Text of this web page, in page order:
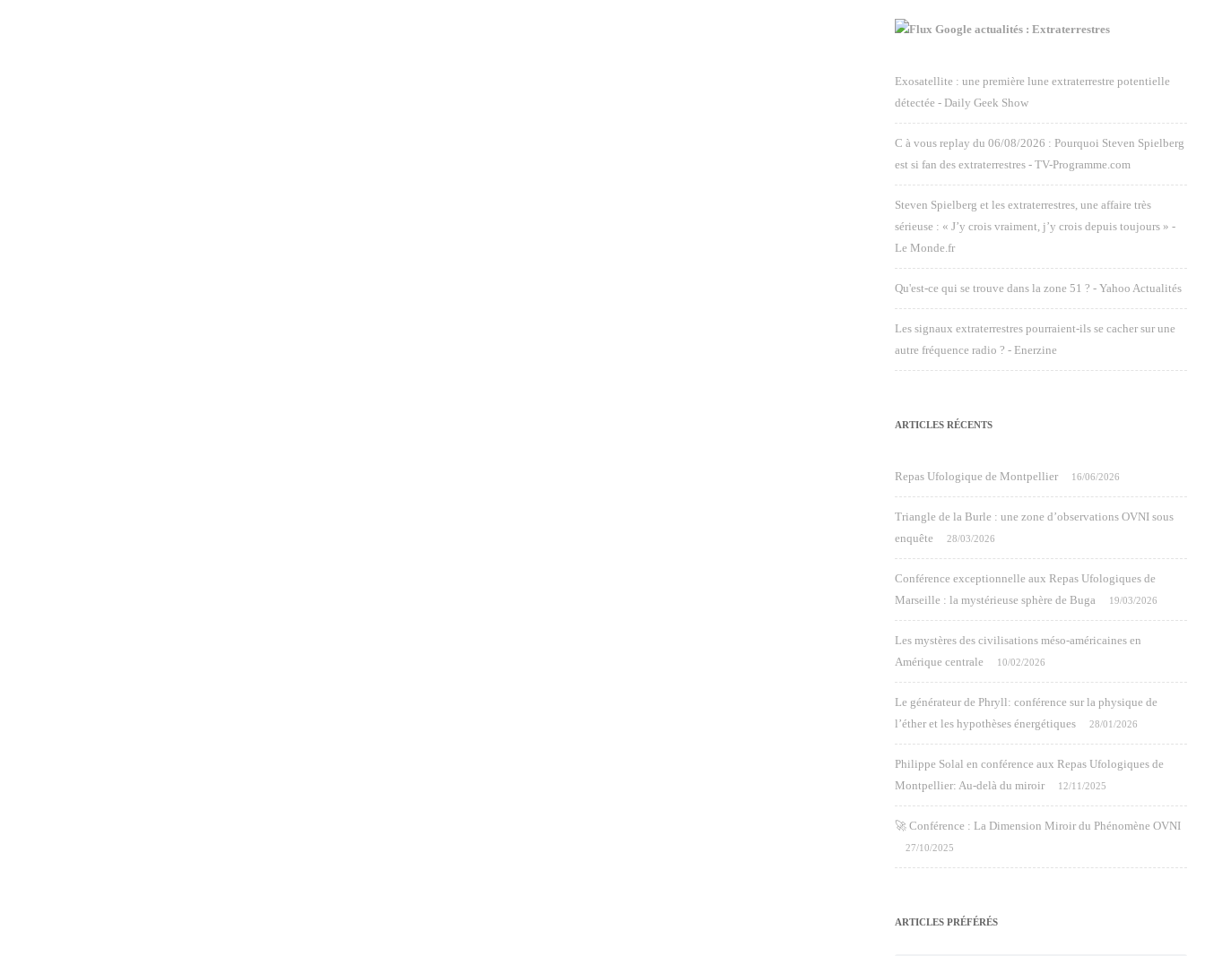
Google actualités : Extraterrestres
Exosatellite : une première lune extraterrestre potentielle
détectée - Daily Geek Show
C à vous replay du 06/08/2026 : Pourquoi Steven Spielberg
est si fan des extraterrestres - TV-Programme.com
Steven Spielberg et les extraterrestres, une affaire très
sérieuse : « J’y crois vraiment, j’y crois depuis toujours » -
Le Monde.fr
Qu'est-ce qui se trouve dans la zone 51 ? - Yahoo Actualités
Les signaux extraterrestres pourraient-ils se cacher sur une
autre fréquence radio ? - Enerzine
ARTICLES RÉCENTS
Repas Ufologique de Montpellier 16/06/2026
Triangle de la Burle : une zone d’observations OVNI sous
enquête
28/03/2026
Conférence exceptionnelle aux Repas Ufologiques de
Marseille : la mystérieuse sphère de Buga
19/03/2026
Les mystères des civilisations méso-américaines en
Amérique centrale
10/02/2026
Le générateur de Phryll: conférence sur la physique de
l’éther et les hypothèses énergétiques
28/01/2026
Philippe Solal en conférence aux Repas Ufologiques de
Montpellier: Au-delà du miroir
12/11/2025
🚀 Conférence : La Dimension Miroir du Phénomène OVNI
27/10/2025
ARTICLES PRÉFÉRÉS